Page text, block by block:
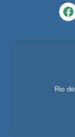
Comunicação
Lei Geral
Encarregado
Manuel de
Rio